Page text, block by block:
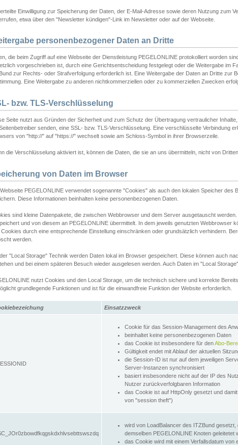
Einwilligung zur Speicherung der Daten, der E-Mail-Adresse sowie deren Nutzung zum
etwa über den "Newsletter kündigen"-Link im Newsletter oder auf der Webseite.
personenbezogener Daten an Dritte
die beim Zugriff auf eine Webseite der Dienstleistung PEGELONLINE protokolliert worden
vorgeschrieben ist, durch eine Gerichtsentscheidung festgelegt oder die Weitergabe im
zur Rechts- oder Strafverfolgung erforderlich ist. Eine Weitergabe der Daten an Dritte zur
Eine Weitergabe zu anderen nichtkommerziellen oder zu kommerziellen Zwecken
bzw. TLS-Verschlüsselung
Seite nutzt aus Gründen der Sicherheit und zum Schutz der Übertragung vertraulicher
senden, eine SSL- bzw. TLS-Verschlüsselung. Eine verschlüsselte Verbindung
von "http://" auf "https://" wechselt sowie am Schloss-Symbol in ihrer Browserzeile.
die Verschlüsselung aktiviert ist, können die Daten, die sie an uns übermitteln, nicht von
von Daten im Browser
PEGELONLINE verwendet sogenannte "Cookies" als auch den lokalen Speicher des
Diese Informationen beinhalten keine personenbezogenen Daten.
sind kleine Datenpakete, die zwischen Webbrowser und dem Server ausgetauscht
und von diesem an PEGELONLINE übermittelt. In dem jeweils genutzten Webbrowser
durch eine entsprechende Einstellung einschränken oder grundsätzlich verhindern.
werden.
"Local Storage" Technik werden Daten lokal im Browser gespeichert. Diese können auch
und bei einem späteren Besuch wieder ausgelesen werden. Auch Daten im "Local
nutzt Cookies und den Local Storage, um die technisch sichere und korrekte
grundlegende Funktionen und ist für die einwandfreie Funktion der Website erforderlich.
Einsatzzweck
Cookie für das Session-Management des
beinhaltet keine personenbezogenen Daten
das Cookie ist insbesondere für denAbo-
Gültigkeit endet mit Ablauf der aktuellen
die Session-ID ist nur auf dem jeweiligen
Server-Instanzen synchronisiert
basiert insbesondere nicht auf der IP des
Nutzer zurückverfolgbaren Information
das Cookie ist auf HttpOnly gesetzt und
von "session theft")
wird von LoadBalancer des ITZBund
demselben PEGELONLINE Knoten geleitetet
das Cookie wird mit einem Verfallsdatum von